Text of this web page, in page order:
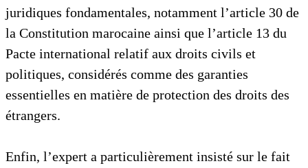
juridiques fondamentales, notamment l’article 30 de
la Constitution marocaine ainsi que l’article 13 du
Pacte international relatif aux droits civils et
politiques, considérés comme des garanties
essentielles en matière de protection des droits des
étrangers.
Enfin, l’expert a particulièrement insisté sur le fait